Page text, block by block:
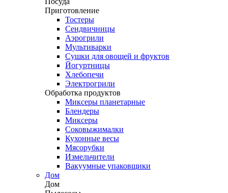
Приготовление
Тостеры
Сендвичницы
Аэрогрили
Мультиварки
Сушки для овощей и фруктов
Йогуртницы
Хлебопечи
Электрогрили
Обработка продуктов
Миксеры планетарные
Блендеры
Миксеры
Соковыжималки
Кухонные весы
Мясорубки
Измельчители
Вакуумные упаковщики
Дом
Дом